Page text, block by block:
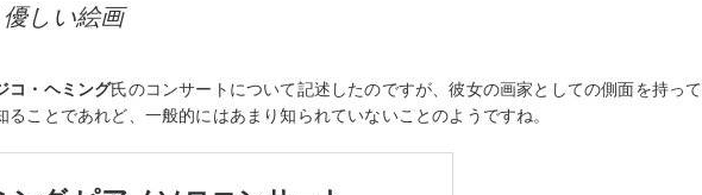
しい絵画
コ・ヘミング氏のコンサートについて記述したのですが、彼女の画家としての側面を持って
ことであれど、一般的にはあまり知られていないことのようですね。